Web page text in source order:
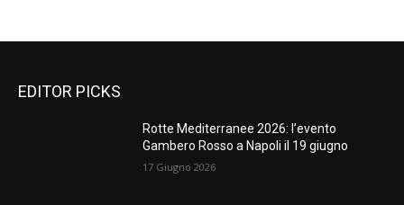
EDITOR PICKS
Rotte Mediterranee 2026: l’evento
Gambero Rosso a Napoli il 19 giugno
17 Giugno 2026